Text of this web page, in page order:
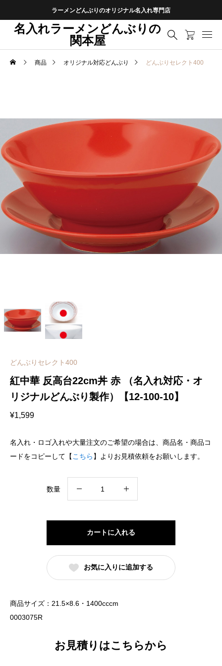
ラーメンどんぶりのオリジナル名入れ専門店
名入れラーメンどんぶりの
関本屋
商品 オリジナル対応どんぶり どんぶりセレクト400
どんぶりセレクト400
紅中華 反高台22cm丼 赤 （名入れ対応・オ
リジナルどんぶり製作）【12-100-10】
¥1,599
名入れ・ロゴ入れや大量注文のご希望の場合は、商品名・商品コ
ードをコピーして【 こちら 】よりお見積依頼をお願いします。
数量
台
22cm
丼
対
カートに入れる
お気に入りに追加する
商品サイズ：21.5×8.6・1400cccm
0003075R
お見積りはこちらから